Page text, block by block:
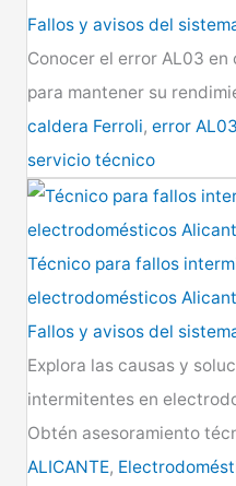
Fallos y avisos del
Conocer el error AL03
para mantener su
caldera Ferroli, error AL03
servicio técnico
Técnico para fallos
electrodomésticos
Fallos y avisos del
Explora las causas y
intermitentes en
Obtén asesoramiento
ALICANTE,